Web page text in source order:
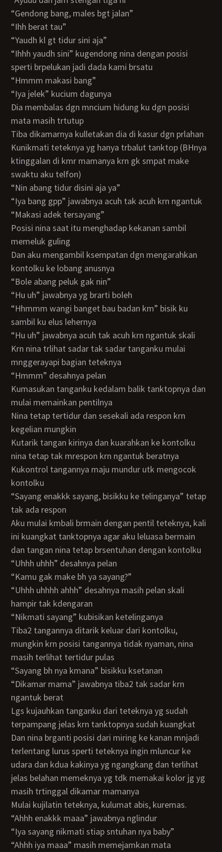
“gendong bang, males bgt jalan”
“ihh berat tau”
“yaudh kl gt tidur sini aja”
“ihhh yaudh sini” kugendong nina dengan posisi
sperti brpelukan jadi dada kami brsatu
“hmmm makasi bang”
“iya jelek” kucium dagunya
dia membalas dgn mncium hidung ku dgn posisi
mata masih trtutup
tiba dikamarnya kulletakan dia di kasur dgn prlahan
kunikmati teteknya yg hanya trbalut tanktop (BHnya
ktinggalan di kmr mamanya krn gk smpat make
swaktu aku telfon)
“nin abang tidur disini aja ya”
“iya bang gpp” jawabnya acuh tak acuh krn ngantuk
“makasi adek tersayang”
posisi nina saat itu menghadap kekanan sambil
memeluk guling
dan aku mengambil ksempatan dgn mengarahkan
kontolku ke lobang anusnya
“bole abang peluk gak nin”
“hu uh” jawabnya yg brarti boleh
“hhmmm wangi banget bau badan km” bisik ku
sambil ku elus lehernya
“hu uh” jawabnya acuh tak acuh krn ngantuk skali
krn nina trlihat sadar tak sadar tanganku mulai
mnggerayapi bagian teteknya
“hmmm” desahnya pelan
kumasukan tanganku kedalam balik tanktopnya dan
mulai memainkan pentilnya
nina tetap tertidur dan sesekali ada respon krn
kegelian mungkin
kutarik tangan kirinya dan kuarahkan ke kontolku
nina tetap tak mrespon krn ngantuk beratnya
kukontrol tangannya maju mundur utk mengocok
kontolku
“sayang enakkk sayang, bisikku ke telinganya” tetap
tak ada respon
aku mulai kmbali brmain dengan pentil teteknya, kali
ini kuangkat tanktopnya agar aku leluasa bermain
dan tangan nina tetap brsentuhan dengan kontolku
“uhhh uhhh” desahnya pelan
“kamu gak make bh ya sayang?”
“uhhh uhhhh ahhh” desahnya masih pelan skali
hampir tak kdengaran
“nikmati sayang” kubisikan ketelinganya
tiba2 tangannya ditarik keluar dari kontolku,
mungkin krn posisi tangannya tidak nyaman, nina
masih terlihat tertidur pulas
“sayang bh nya kmana” bisikku ksetanan
“dikamar mama” jawabnya tiba2 tak sadar krn
ngantuk berat
lgs kujauhkan tanganku dari teteknya yg sudah
terpampang jelas krn tanktopnya sudah kuangkat
dan nina brganti posisi dari miring ke kanan mnjadi
terlentang lurus sperti teteknya ingin mluncur ke
udara dan kdua kakinya yg ngangkang dan terlihat
jelas belahan memeknya yg tdk memakai kolor jg yg
masih trtinggal dikamar mamanya
mulai kujilatin teteknya, kulumat abis, kuremas.
“ahhh enakkk maaa” jawabnya nglindur
“iya sayang nikmati stiap sntuhan nya baby”
“ahhh iya maaa” masih memejamkan mata